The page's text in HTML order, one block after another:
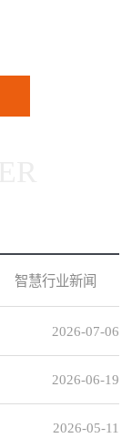
智慧行业新闻
2026-07-06
2026-06-19
2026-05-11